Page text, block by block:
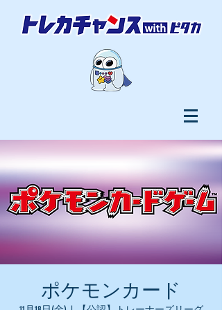
ポケモンカード